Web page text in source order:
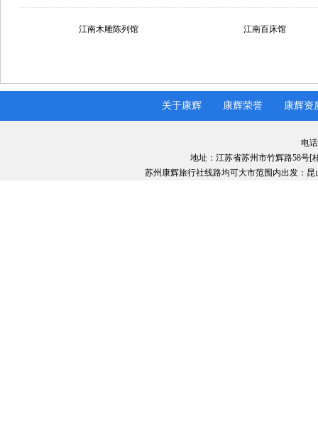
江南木雕陈列馆 江南百床馆
关于康辉 康辉荣誉 康辉资
电
地址：江苏省苏州市竹辉路58号[
苏州康辉旅行社线路均可大市范围内出发：